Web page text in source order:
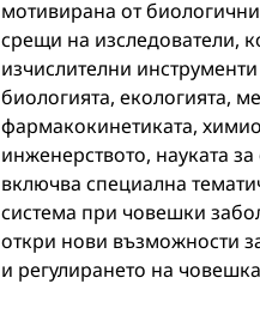
мотивирана от
срещи на изследователи,
изчислителни
биологията, екологията,
фармакокинетиката,
инженерството, науката
включва специална
система при човешки
откри нови възможности
и регулирането на